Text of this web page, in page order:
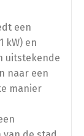
snelheid)
snelheid)
een
kW) en
uitstekende
naar een
manier